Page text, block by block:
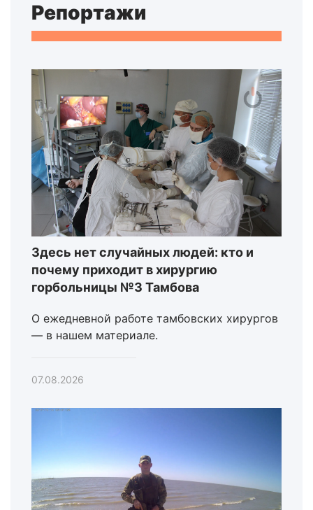
Репортажи
Здесь нет случайных людей: кто и
почему приходит в хирургию
горбольницы №3 Тамбова
О ежедневной работе тамбовских хирургов
— в нашем материале.
07.08.2026